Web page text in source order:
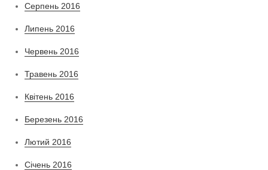
Серпень 2016
Липень 2016
Червень 2016
Травень 2016
Квітень 2016
Березень 2016
Лютий 2016
Січень 2016